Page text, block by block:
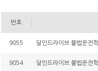
번호
9055 달인드라이브 불법운전
9054 달인드라이브 불법운전